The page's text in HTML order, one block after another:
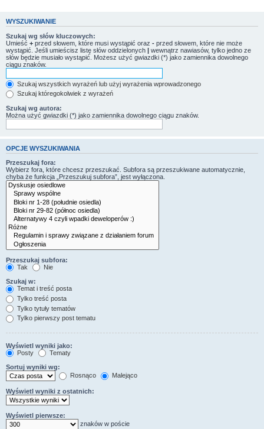
WYSZUKIWANIE
Szukaj wg słów kluczowych:
Umieść + przed słowem, które musi wystąpić oraz - przed słowem, które nie może
wystąpić. Jeśli umieścisz listę słów oddzielonych | wewnątrz nawiasów, tylko jedno ze
słów będzie musiało wystąpić. Możesz użyć gwiazdki (*) jako zamiennika dowolnego
ciągu znaków.
Szukaj wszystkich wyrażeń lub użyj wyrażenia wprowadzonego
Szukaj któregokolwiek z wyrażeń
Szukaj wg autora:
Można użyć gwiazdki (*) jako zamiennika dowolnego ciągu znaków.
OPCJE WYSZUKIWANIA
Przeszukaj fora:
Wybierz fora, które chcesz przeszukać. Subfora są przeszukiwane automatycznie,
chyba że funkcja „Przeszukuj subfora”, jest wyłączona.
Przeszukaj subfora:
Tak
Nie
Szukaj w:
Temat i treść posta
Tylko treść posta
Tylko tytuły tematów
Tylko pierwszy post tematu
Wyświetl wyniki jako:
Posty
Tematy
Sortuj wyniki wg:
Rosnąco
Malejąco
Wyświetl wyniki z ostatnich:
Wyświetl pierwsze:
znaków w poście